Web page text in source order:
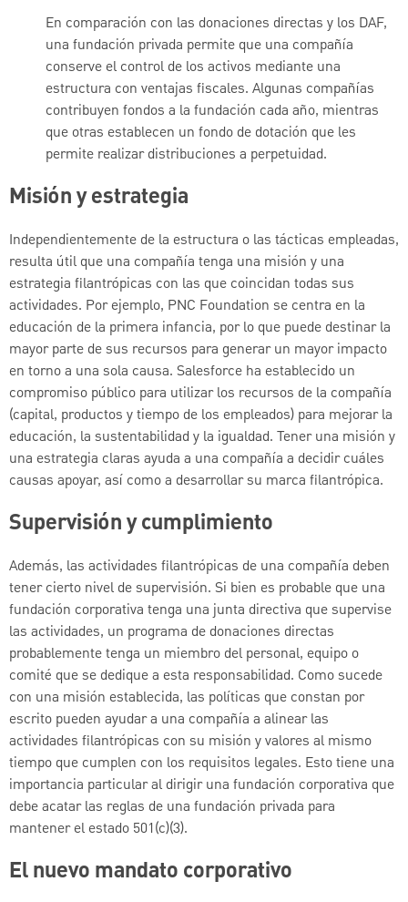
En comparación con las donaciones directas y los DAF,
una fundación privada permite que una compañía
conserve el control de los activos mediante una
estructura con ventajas fiscales. Algunas compañías
contribuyen fondos a la fundación cada año, mientras
que otras establecen un fondo de dotación que les
permite realizar distribuciones a perpetuidad.
Misión y estrategia
Independientemente de la estructura o las tácticas empleadas,
resulta útil que una compañía tenga una misión y una
estrategia filantrópicas con las que coincidan todas sus
actividades. Por ejemplo, PNC Foundation se centra en la
educación de la primera infancia, por lo que puede destinar la
mayor parte de sus recursos para generar un mayor impacto
en torno a una sola causa. Salesforce ha establecido un
compromiso público para utilizar los recursos de la compañía
(capital, productos y tiempo de los empleados) para mejorar la
educación, la sustentabilidad y la igualdad. Tener una misión y
una estrategia claras ayuda a una compañía a decidir cuáles
causas apoyar, así como a desarrollar su marca filantrópica.
Supervisión y cumplimiento
Además, las actividades filantrópicas de una compañía deben
tener cierto nivel de supervisión. Si bien es probable que una
fundación corporativa tenga una junta directiva que supervise
las actividades, un programa de donaciones directas
probablemente tenga un miembro del personal, equipo o
comité que se dedique a esta responsabilidad. Como sucede
con una misión establecida, las políticas que constan por
escrito pueden ayudar a una compañía a alinear las
actividades filantrópicas con su misión y valores al mismo
tiempo que cumplen con los requisitos legales. Esto tiene una
importancia particular al dirigir una fundación corporativa que
debe acatar las reglas de una fundación privada para
mantener el estado 501(c)(3).
El nuevo mandato corporativo